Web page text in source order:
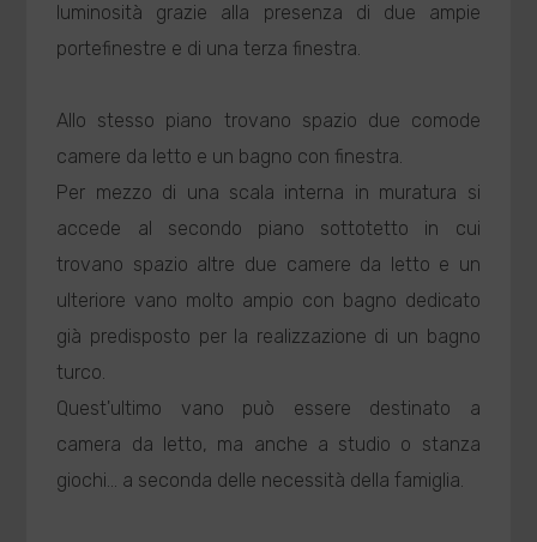
luminosità grazie alla presenza di due ampie
portefinestre e di una terza finestra.
Allo stesso piano trovano spazio due comode
camere da letto e un bagno con finestra.
Per mezzo di una scala interna in muratura si
accede al secondo piano sottotetto in cui
trovano spazio altre due camere da letto e un
ulteriore vano molto ampio con bagno dedicato
già predisposto per la realizzazione di un bagno
turco.
Quest'ultimo vano può essere destinato a
camera da letto, ma anche a studio o stanza
giochi... a seconda delle necessità della famiglia.